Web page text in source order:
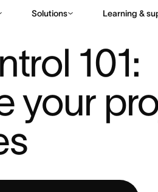
Solutions Learning &
101:
your